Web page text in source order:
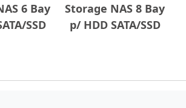
6 Bay
SSD
Storage NAS 8 Bay
p/ HDD SATA/SSD